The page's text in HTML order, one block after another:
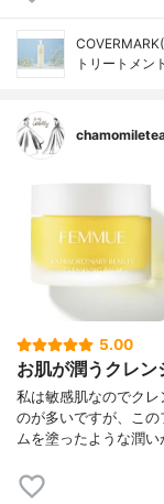
トリートメン
5.00
お肌が潤うクレン
私は敏感肌なのでク
のが多いですが、こ
ムを塗ったような潤